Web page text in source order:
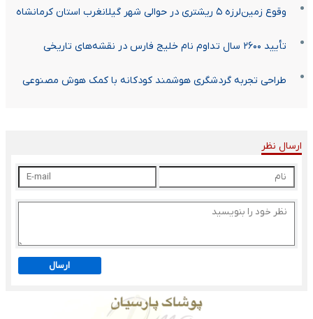
وقوع زمین‌لرزه ۵ ریشتری در حوالی شهر گیلانغرب استان کرمانشاه
تأیید ۲۶۰۰ سال تداوم نام خلیج فارس در نقشه‌های تاریخی
طراحی تجربه گردشگری هوشمند کودکانه با کمک هوش مصنوعی
ارسال نظر
ارسال